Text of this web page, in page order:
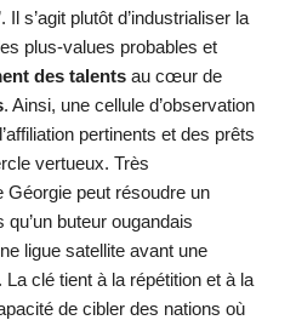
s’agit plutôt d’industrialiser la
plus-values probables et
des talents au cœur de
. Ainsi, une cellule d’observation
pertinents et des prêts
vertueux. Très
Géorgie peut résoudre un
buteur ougandais
ligue satellite avant une
La clé tient à la répétition et à la
de cibler des nations où